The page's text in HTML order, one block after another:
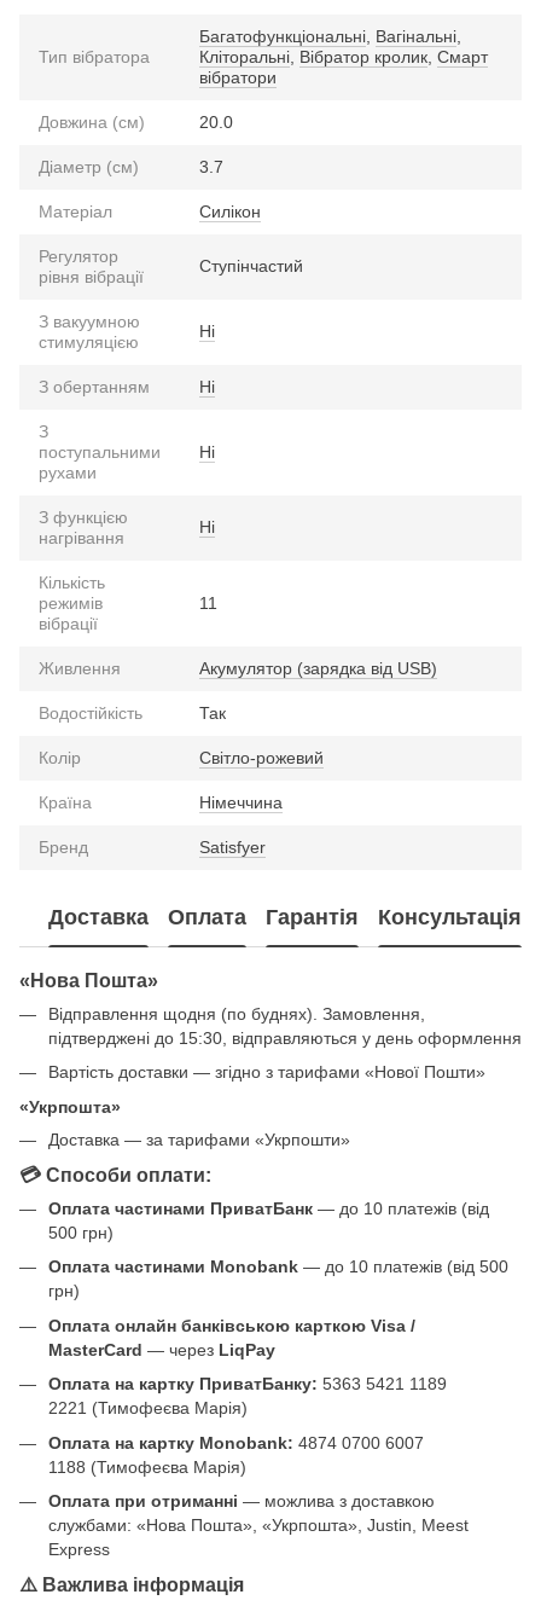
Тип вібратора
Багатофункціональні Вагінальні
Кліторальні Вібратор кролик Смарт
вібратори
Довжина (см) 20.0
Діаметр (см) 3.7
Матеріал Силікон
Регулятор
рівня вібрації
Ступінчастий
З вакуумною
стимуляцією
Ні
З обертанням Ні
З
поступальними
рухами
Ні
З функцією
нагрівання
Ні
Кількість
режимів
вібрації
11
Живлення Акумулятор (зарядка від USB)
Водостійкість Так
Колір Світло-рожевий
Країна Німеччина
Бренд Satisfyer
Доставка Оплата Гарантія Консультація
«Нова Пошта»
Відправлення щодня (по буднях). Замовлення,
підтверджені до 15:30, відправляються у день оформлення
Вартість доставки — згідно з тарифами «Нової Пошти»
«Укрпошта»
Доставка — за тарифами «Укрпошти»
💳 Способи оплати:
Оплата частинами ПриватБанк — до 10 платежів (від
500 грн)
Оплата частинами Monobank — до 10 платежів (від 500
грн)
Оплата онлайн банківською карткою Visa /
MasterCard — через LiqPay
Оплата на картку ПриватБанку: 5363 5421 1189
2221 (Тимофеєва Марія)
Оплата на картку Monobank: 4874 0700 6007
1188 (Тимофеєва Марія)
Оплата при отриманні — можлива з доставкою
службами: «Нова Пошта», «Укрпошта», Justin, Meest
Express
⚠️ Важлива інформація